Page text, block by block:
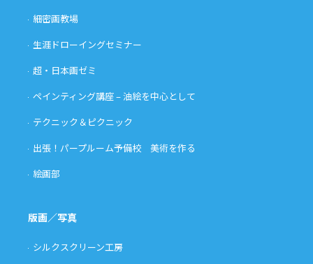
細密画教場
生涯ドローイングセミナー
超・日本画ゼミ
ペインティング講座 – 油絵を中心として
テクニック＆ピクニック
出張！パープルーム予備校 美術を作る
絵画部
版画／写真
シルクスクリーン工房